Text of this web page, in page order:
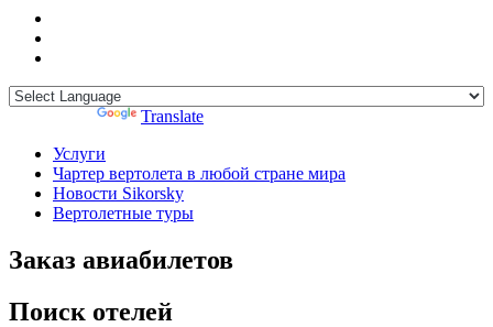
Translate
Услуги
Чартер вертолета в любой стране мира
Новости Sikorsky
Вертолетные туры
Заказ авиабилетов
Поиск отелей